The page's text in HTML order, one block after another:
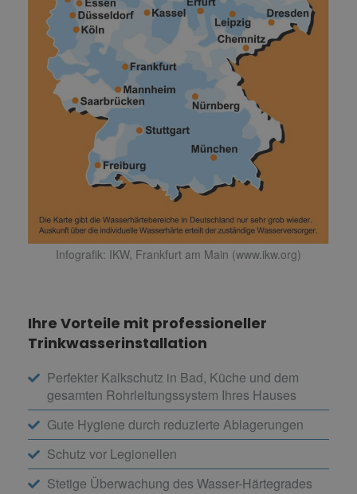
Infografik: IKW, Frankfurt am Main (www.ikw.org)
Ihre Vorteile mit professioneller
Trinkwasserinstallation
Perfekter Kalkschutz in Bad, Küche und dem
gesamten Rohrleitungssystem Ihres Hauses
Gute Hygiene durch reduzierte Ablagerungen
Schutz vor Legionellen
Stetige Überwachung des Wasser-Härtegrades